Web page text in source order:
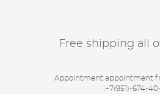
Free shipping all
Appointment appointment
:+7(951)-674-